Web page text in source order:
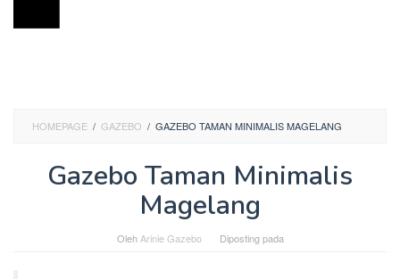
HOMEPAGE / GAZEBO / GAZEBO TAMAN MINIMALIS MAGELANG
Gazebo Taman Minimalis
Magelang
Oleh Arinie Gazebo Diposting pada